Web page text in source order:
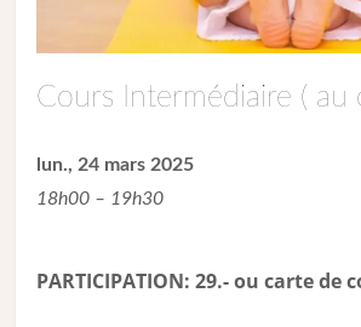
Cours Intermédiaire ( au
lun., 24 mars 2025
18h00 – 19h30
PARTICIPATION: 29.- ou carte de